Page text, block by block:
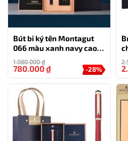
Bút bi ký tên Montagut
066 màu xanh navy cao
cấp tặng kèm 2 ngòi thay
thế
1.080.000₫
-28%
780.000₫